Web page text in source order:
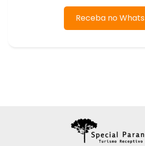
Receba no Whats